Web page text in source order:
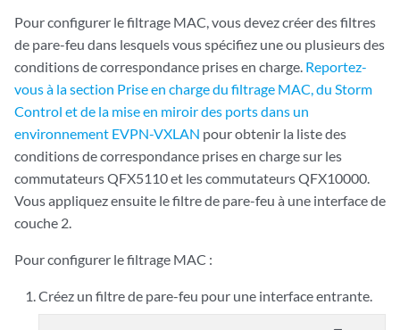
Pour configurer le filtrage MAC, vous devez créer des filtres
de pare-feu dans lesquels vous spécifiez une ou plusieurs des
conditions de correspondance prises en charge. Reportez-
vous à la section Prise en charge du filtrage MAC, du Storm
Control et de la mise en miroir des ports dans un
environnement EVPN-VXLAN pour obtenir la liste des
conditions de correspondance prises en charge sur les
commutateurs QFX5110 et les commutateurs QFX10000.
Vous appliquez ensuite le filtre de pare-feu à une interface de
couche 2.
Pour configurer le filtrage MAC :
Créez un filtre de pare-feu pour une interface entrante.